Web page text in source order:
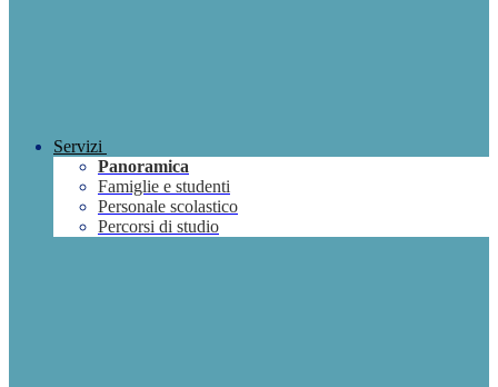
Servizi
Panoramica
Famiglie e studenti
Personale scolastico
Percorsi di studio